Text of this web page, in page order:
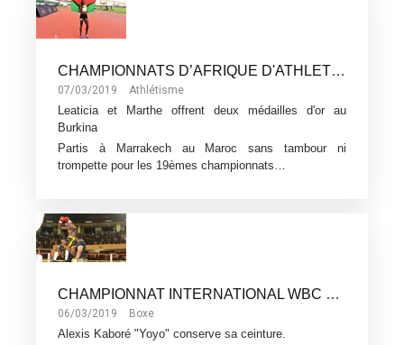
CHAMPIONNATS D’AFRIQUE D'ATHLETISME MARRAKECH
07/03/2019 Athlétisme
Leaticia et Marthe offrent deux médailles d'or au
Burkina
Partis à Marrakech au Maroc sans tambour ni
trompette pour les 19èmes championnats…
CHAMPIONNAT INTERNATIONAL WBC BOXE
06/03/2019 Boxe
Alexis Kaboré "Yoyo" conserve sa ceinture.